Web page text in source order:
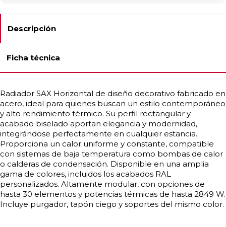
Descripción
Ficha técnica
Radiador SAX Horizontal de diseño decorativo fabricado en
acero, ideal para quienes buscan un estilo contemporáneo
y alto rendimiento térmico. Su perfil rectangular y
acabado biselado aportan elegancia y modernidad,
integrándose perfectamente en cualquier estancia.
Proporciona un calor uniforme y constante, compatible
con sistemas de baja temperatura como bombas de calor
o calderas de condensación. Disponible en una amplia
gama de colores, incluidos los acabados RAL
personalizados. Altamente modular, con opciones de
hasta 30 elementos y potencias térmicas de hasta 2849 W.
Incluye purgador, tapón ciego y soportes del mismo color.